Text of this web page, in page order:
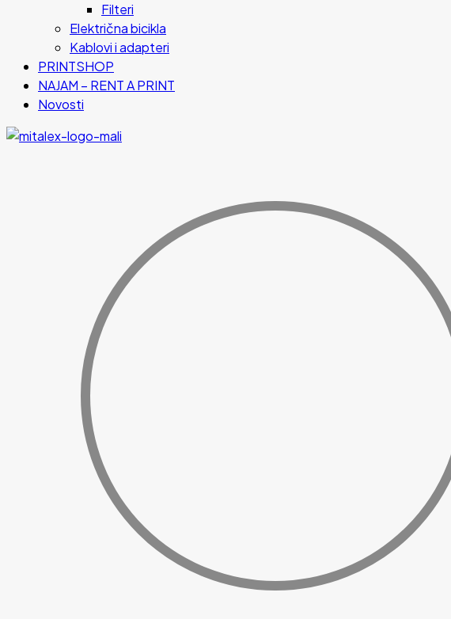
Filteri
Električna bicikla
Kablovi i adapteri
PRINTSHOP
NAJAM – RENT A PRINT
Novosti